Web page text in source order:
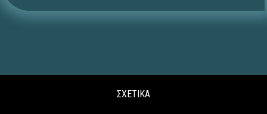
ΣΧΕΤΙΚΑ